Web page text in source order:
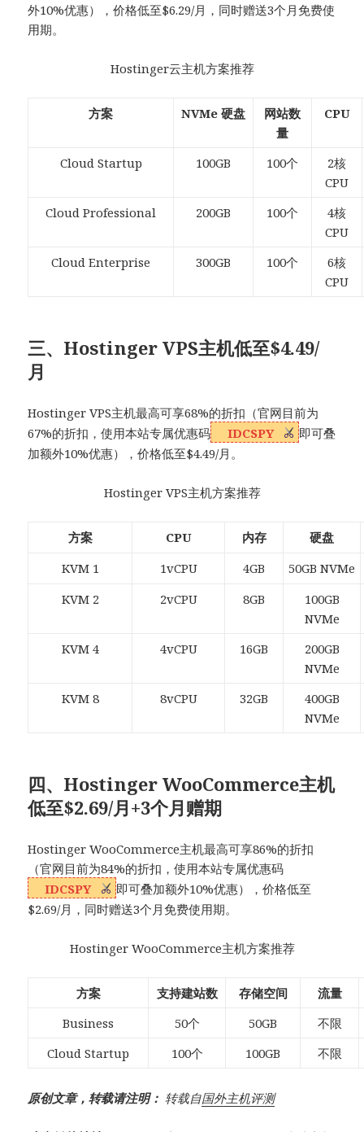
外10%优惠），价格低至$6.29/月，同时赠送3个月免费使
用期。
Hostinger云主机方案推荐
方案 NVMe 硬盘
网站数
量
CPU
Cloud Startup 100GB 100个
2核
CPU
Cloud Professional
200GB 100个
4核
CPU
Cloud Enterprise
300GB 100个
6核
CPU
三、Hostinger VPS主机低至$4.49/
月
Hostinger VPS主机最高可享68%的折扣（官网目前为
67%的折扣，使用本站专属优惠码
IDCSPY
即可叠
加额外10%优惠），价格低至$4.49/月。
Hostinger VPS主机方案推荐
方案 CPU 内存
硬盘
KVM 1
1vCPU 4GB
50GB NVMe
KVM 2
2vCPU 8GB
100GB
NVMe
KVM 4
4vCPU 16GB
200GB
NVMe
KVM 8
8vCPU 32GB
400GB
NVMe
四、Hostinger WooCommerce主机
低至$2.69/月+3个月赠期
Hostinger WooCommerce主机最高可享86%的折扣
（官网目前为84%的折扣，使用本站专属优惠码
IDCSPY
即可叠加额外10%优惠），价格低至
$2.69/月，同时赠送3个月免费使用期。
Hostinger WooCommerce主机方案推荐
方案 支持建站数 存储空间
流量
Business
50个 50GB
不限
Cloud Startup
100个 100GB 不限
原创文章，转载请注明： 转载自国外主机评测